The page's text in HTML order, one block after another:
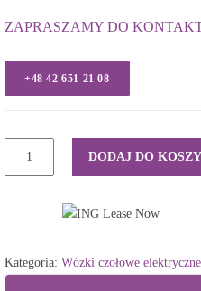
ZAPRASZAMY DO
+48 42 651 21 08
by
Jungheinrich
DODAJ DO
Kategoria: Wózki czołowe elektryczne